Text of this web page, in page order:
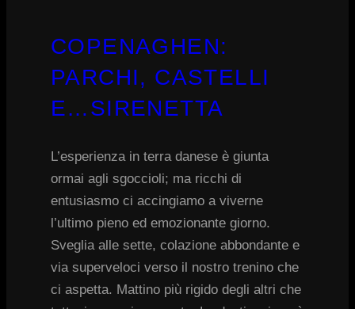
COPENAGHEN:
PARCHI, CASTELLI
E…SIRENETTA
L’esperienza in terra danese è giunta
ormai agli sgoccioli; ma ricchi di
entusiasmo ci accingiamo a viverne
l’ultimo pieno ed emozionante giorno.
Sveglia alle sette, colazione abbondante e
via superveloci verso il nostro trenino che
ci aspetta. Mattino più rigido degli altri che